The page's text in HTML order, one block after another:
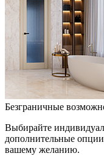
Безграничные
Выбирайте
дополнительные
вашему желанию.